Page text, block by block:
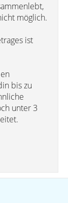
möglich.
ist
bis zu
unter 3